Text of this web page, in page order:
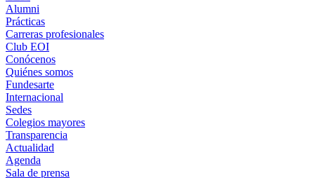
Alumni
Prácticas
Carreras profesionales
Club EOI
Conócenos
Quiénes somos
Fundesarte
Internacional
Sedes
Colegios mayores
Transparencia
Actualidad
Agenda
Sala de prensa